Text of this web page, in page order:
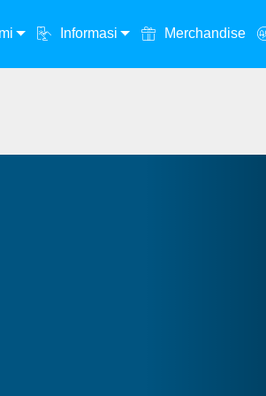
Informasi Merchandise